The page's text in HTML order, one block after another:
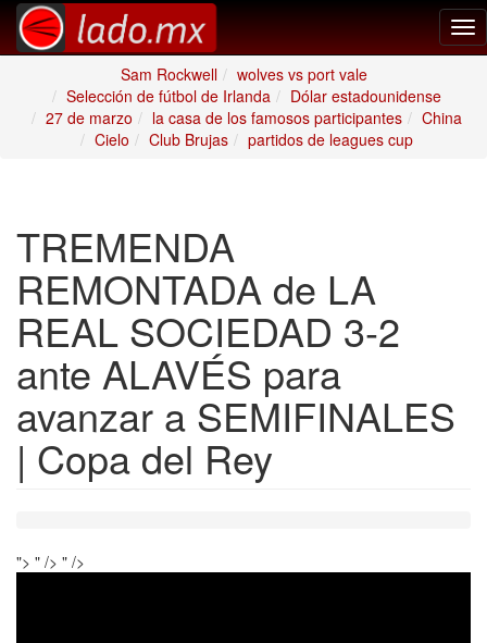
Sam Rockwell
wolves vs port vale
Selección de fútbol de Irlanda
Dólar estadounidense
27 de marzo
la casa de los famosos participantes
China
Cielo
Club Brujas partidos de leagues cup
TREMENDA
REMONTADA de LA
REAL SOCIEDAD 3-2
ante ALAVÉS para
avanzar a SEMIFINALES
| Copa del Rey
"> " /> " />